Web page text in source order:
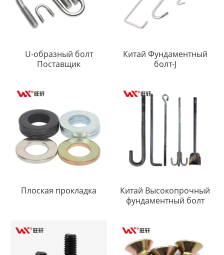
U-образный болт
Поставщик
Китай Фундаментный
болт-J
Плоская прокладка
Китай Высокопрочный
фундаментный болт